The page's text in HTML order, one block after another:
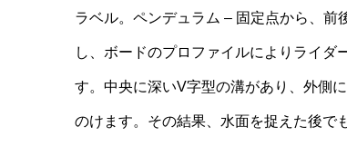
ラベル。ペンデュラム – 固定点から、
し、ボードのプロファイルによりライダ
す。中央に深いV字型の溝があり、外側
のけます。その結果、水面を捉えた後で